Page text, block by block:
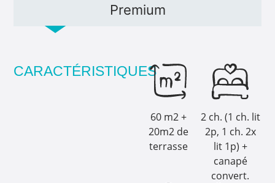
Premium
CARACTÉRISTIQUES
60 m2 +
20m2 de
terrasse
2 ch. (1 ch. lit
2p, 1 ch. 2x
lit 1p) +
canapé
convert.